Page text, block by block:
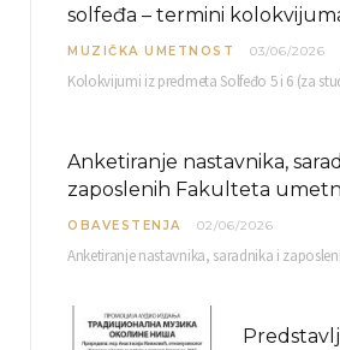
solfeđa – termini
MUZIČKA UMETNOST 03/06/2026
Anketiranje nastavnika,
zaposlenih Fakulteta
OBAVESTENJA 02/06/2026